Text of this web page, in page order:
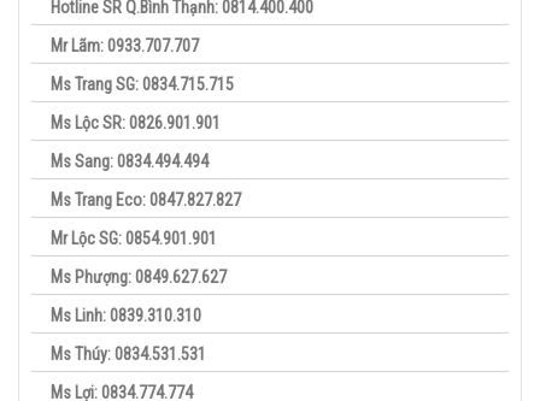
Hotline SR Q.Bình Thạnh: 0814.400.400
Mr Lãm: 0933.707.707
Ms Trang SG: 0834.715.715
Ms Lộc SR: 0826.901.901
Ms Sang: 0834.494.494
Ms Trang Eco: 0847.827.827
Mr Lộc SG: 0854.901.901
Ms Phượng: 0849.627.627
Ms Linh: 0839.310.310
Ms Thúy: 0834.531.531
Ms Lợi: 0834.774.774